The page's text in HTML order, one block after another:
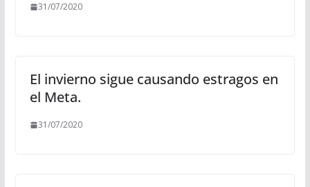
31/07/2020
El invierno sigue causando estragos en
el Meta.
31/07/2020